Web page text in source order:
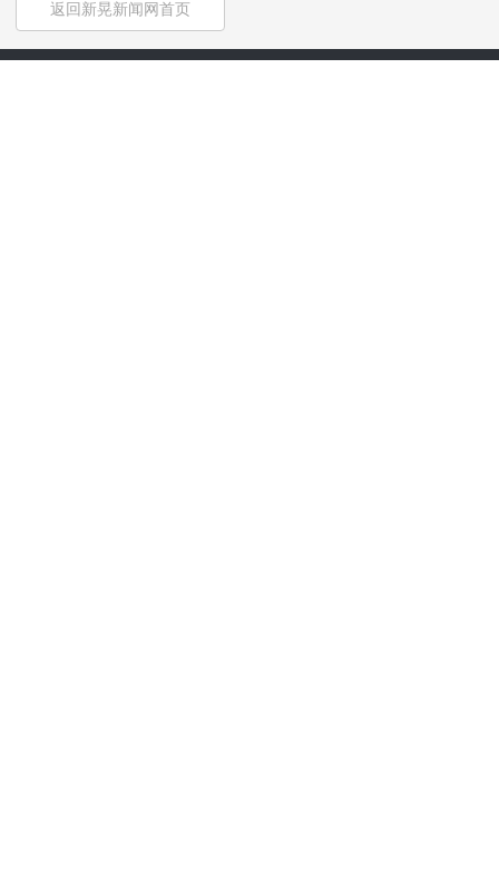
返回新晃新闻网首页